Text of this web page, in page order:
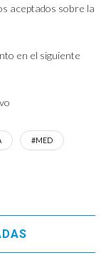
aceptados sobre la
en el siguiente
#MED